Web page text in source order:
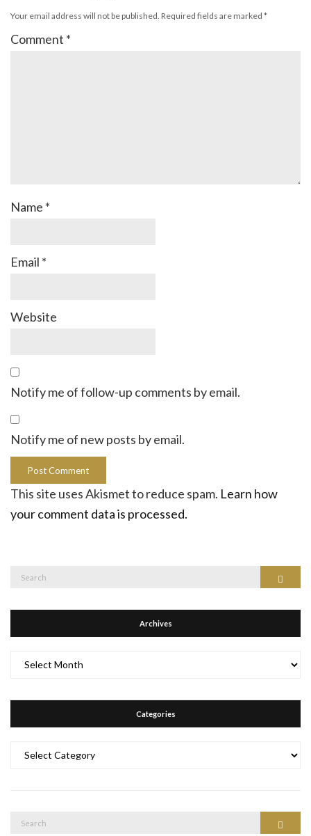
Your email address will not be published. Required fields are marked *
Comment *
Name *
Email *
Website
Notify me of follow-up comments by email.
Notify me of new posts by email.
This site uses Akismet to reduce spam. Learn how
your comment data is processed.
Archives
Categories